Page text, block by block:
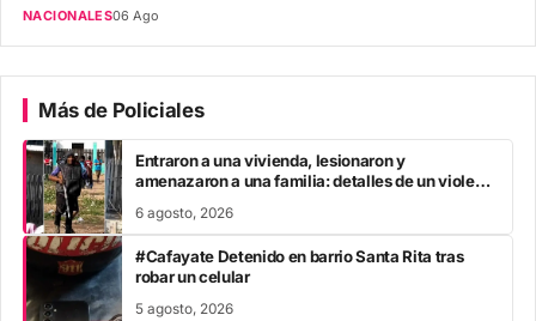
NACIONALES06 Ago
Más de Policiales
Entraron a una vivienda, lesionaron y
amenazaron a una familia: detalles de un violento
6 agosto, 2026
#Cafayate Detenido en barrio Santa Rita tras
robar un celular
5 agosto, 2026